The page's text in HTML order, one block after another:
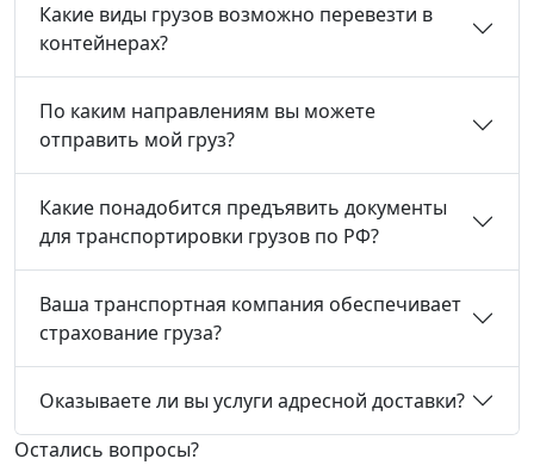
Какие виды грузов возможно перевезти в
контейнерах?
По каким направлениям вы можете
отправить мой груз?
Какие понадобится предъявить документы
для транспортировки грузов по РФ?
Ваша транспортная компания обеспечивает
страхование груза?
Оказываете ли вы услуги адресной доставки?
Остались вопросы?